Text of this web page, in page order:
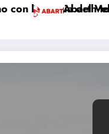
Vehicle-to-Load
tornerà